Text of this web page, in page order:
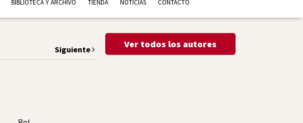
BIBLIOTECA Y ARCHIVO TIENDA NOTICIAS CONTACTO
Siguiente Ver todos los autores